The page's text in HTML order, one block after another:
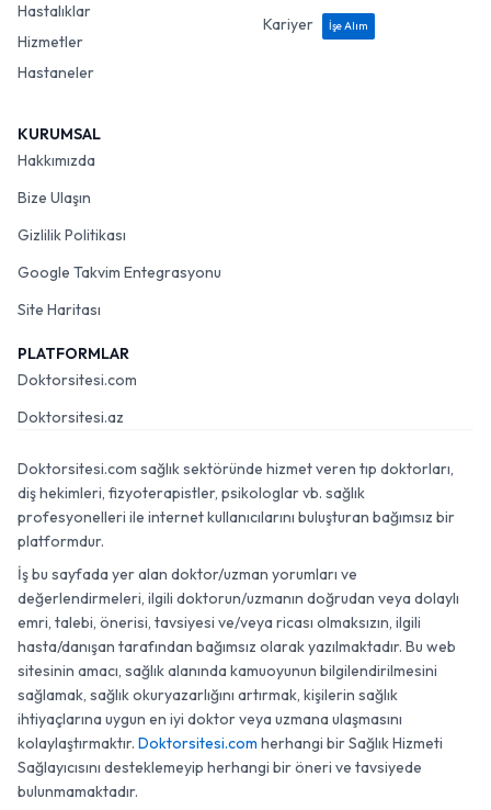
Hastalıklar
Hizmetler
Hastaneler
Kariyer
İşe Alım
KURUMSAL
Hakkımızda
Bize Ulaşın
Gizlilik Politikası
Google Takvim Entegrasyonu
Site Haritası
PLATFORMLAR
Doktorsitesi.com
Doktorsitesi.az
Doktorsitesi.com sağlık sektöründe hizmet veren tıp doktorları,
diş hekimleri, fizyoterapistler, psikologlar vb. sağlık
profesyonelleri ile internet kullanıcılarını buluşturan bağımsız bir
platformdur.
İş bu sayfada yer alan doktor/uzman yorumları ve
değerlendirmeleri, ilgili doktorun/uzmanın doğrudan veya dolaylı
emri, talebi, önerisi, tavsiyesi ve/veya ricası olmaksızın, ilgili
hasta/danışan tarafından bağımsız olarak yazılmaktadır. Bu web
sitesinin amacı, sağlık alanında kamuoyunun bilgilendirilmesini
sağlamak, sağlık okuryazarlığını artırmak, kişilerin sağlık
ihtiyaçlarına uygun en iyi doktor veya uzmana ulaşmasını
kolaylaştırmaktır. Doktorsitesi.com herhangi bir Sağlık Hizmeti
Sağlayıcısını desteklemeyip herhangi bir öneri ve tavsiyede
bulunmamaktadır.